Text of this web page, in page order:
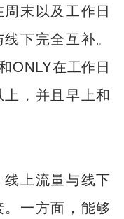
末以及工作日
下完全互补。
ONLY在工作日
，并且早上和
上流量与线下
一方面，能够